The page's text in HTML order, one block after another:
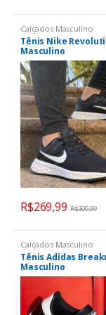
Calçados Masculino
Tênis Nike
Masculino
R$269,99 R$399,99
Calçados Masculino
Tênis Adidas
Masculino